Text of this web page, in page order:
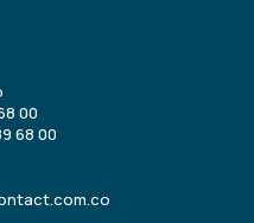
00
68 00